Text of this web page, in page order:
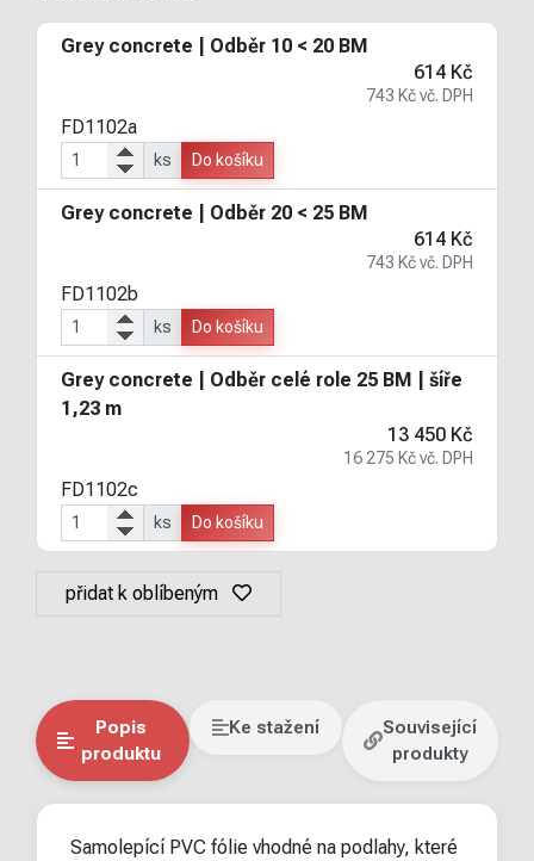
Grey concrete | Odběr 10 < 20 BM
614 Kč
743 Kč vč. DPH
FD1102a
ks Do košíku
Grey concrete | Odběr 20 < 25 BM
614 Kč
743 Kč vč. DPH
FD1102b
ks Do košíku
Grey concrete | Odběr celé role 25 BM | šíře
1,23 m
13 450 Kč
16 275 Kč vč. DPH
FD1102c
ks Do košíku
přidat k oblíbeným
Popis
produktu
Ke stažení
Související
produkty
Samolepící PVC fólie vhodné na podlahy, které